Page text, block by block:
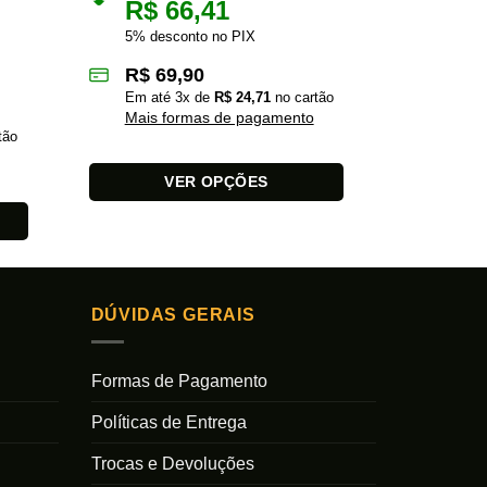
R$66,41
5% desconto no PIX
R$69,90
Em até 3x de R$24,71no cartão
Mais formas de pagamento
VER OPÇÕES
variantes.
As
podem
ser
na
DÚVIDAS GERAIS
Formas de Pagamento
Políticas de Entrega
Trocas e Devoluções